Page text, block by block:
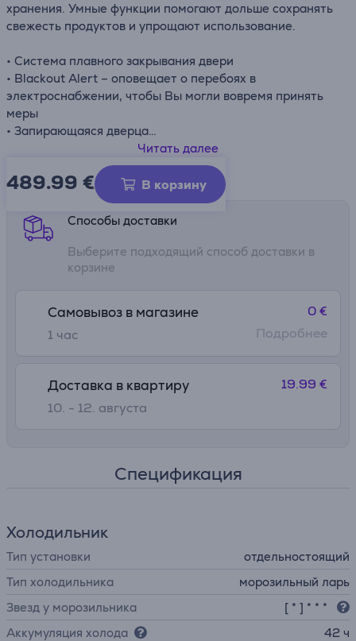
хранения. Умные функции помогают дольше сохранять
свежесть продуктов и упрощают использование.
• Система плавного закрывания двери
• Blackout Alert – оповещает о перебоях в
электроснабжении, чтобы Вы могли вовремя принять
меры
• Запирающаяся дверца
• Внутренняя подсветка
• Система слива в морозильной камере
Читать далее
489.99 € В корзину
Информационный лист
Способы доставки
Выберите подходящий способ доставки в
корзине
Самовывоз в магазине
1 час
0 €
Подробнее
Доставка в квартиру
10. - 12. августа
19.99 €
Спецификация
Холодильник
Тип установки
отдельностоящий
Тип холодильника
морозильный ларь
Звезд у морозильника
[ * ] * * *
Аккумуляция холода
42 ч